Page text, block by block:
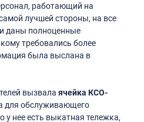
работающий на
лучшей стороны, на все
даны полноценные
требовались более
была выслана в
вызвала ячейка КСО-
для обслуживающего
у нее есть выкатная тележка,